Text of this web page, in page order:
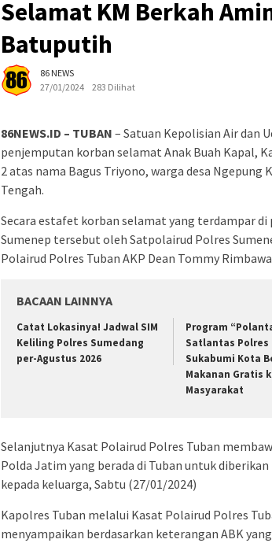
Selamat KM Berkah
Batuputih
86 NEWS
27/01/2024
283 Dilihat
86NEWS.ID – TUBAN – Satuan Kepolisian Air dan
penjemputan korban selamat Anak Buah Kapal,
2 atas nama Bagus Triyono, warga desa
Tengah.
Secara estafet korban selamat yang terdampar
Sumenep tersebut oleh Satpolairud Polres
Polairud Polres Tuban AKP Dean Tommy
BACAAN LAINNYA
Catat Lokasinya! Jadwal SIM
Keliling Polres Sumedang
per-Agustus 2026
Program
Satlantas Polres
Sukabumi Kota
Makanan Gratis
Masyarakat
Selanjutnya Kasat Polairud Polres Tuban
Polda Jatim yang berada di Tuban untuk
kepada keluarga, Sabtu (27/01/2024)
Kapolres Tuban melalui Kasat Polairud Polres
menyampaikan berdasarkan keterangan ABK